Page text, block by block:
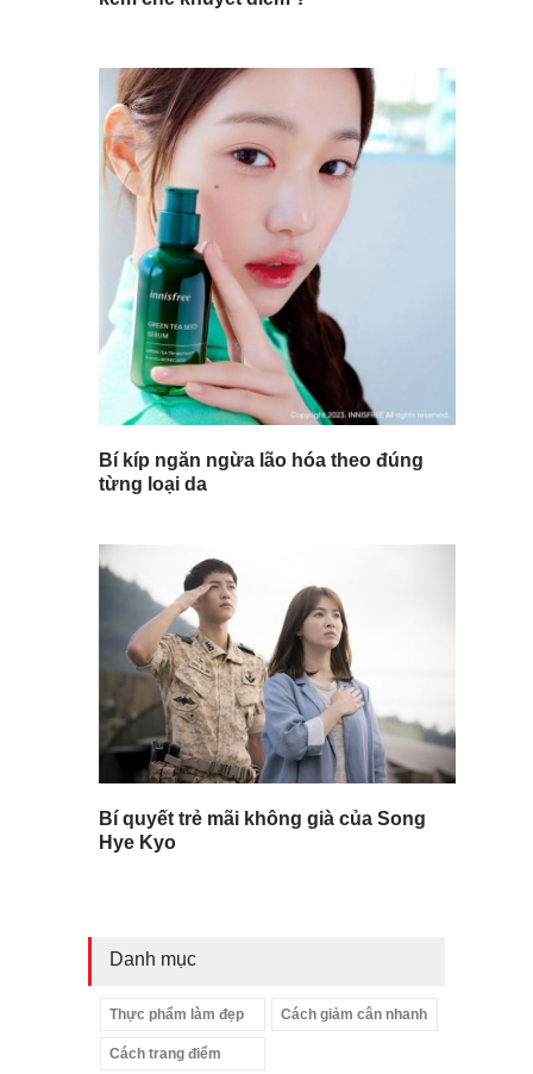
Bí kíp ngăn ngừa lão hóa theo đúng
từng loại da
Bí quyết trẻ mãi không già của Song
Hye Kyo
Danh mục
Thực phẩm làm đẹp Cách giảm cân nhanh
Cách trang điểm